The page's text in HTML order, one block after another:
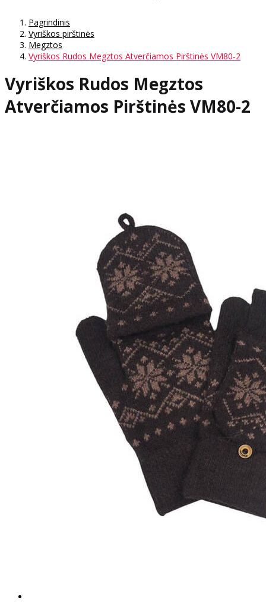
Pagrindinis
Vyriškos pirštinės
Megztos
Vyriškos Rudos Megztos Atverčiamos Pirštinės VM80-2
Vyriškos Rudos Megztos
Atverčiamos Pirštinės VM80-2